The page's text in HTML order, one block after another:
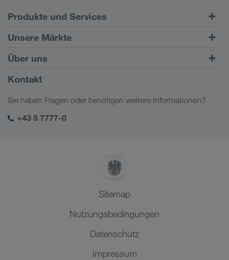
Produkte und Services
Straßentransporte
Kundenportal CONNECT
Digitale Lösungen
Branchenlösungen
Unsere Märkte
Europa
Kaukasus
Zentralasien
Naher Osten
Über uns
Firmeninformation
Soziale Verantwortung
SHEQ-Management
Kontakt
Sie haben Fragen oder benötigen weitere Informationen?
+43 5 7777-0
Sitemap
Nutzungsbedingungen
Datenschutz
Impressum